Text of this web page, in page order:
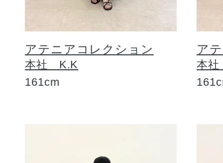
アテニアコレクション
本社 K.K
161cm
ア
本